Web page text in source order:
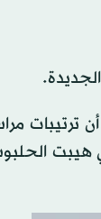
ترتيبات
هيبت